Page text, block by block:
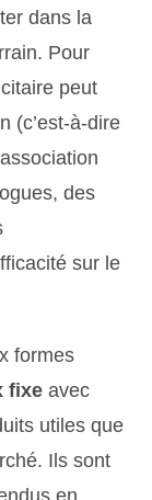
dans la
Pour
peut
(c’est-à-dire
des
sur le
formes
fixe avec
utiles que
Ils sont
en